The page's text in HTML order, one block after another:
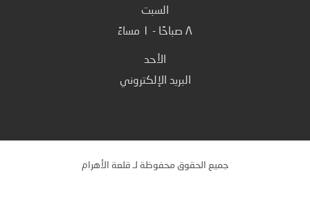
السبت
٨ صباحًا - ١ مساءً
الأحد
البريد الإلكتروني
جميع الحقوق محفوظة لـ قلعة الأهرام